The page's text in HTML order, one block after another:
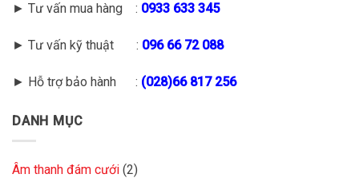
► Tư vấn mua hàng : 0933 633 345
► Tư vấn kỹ thuật : 096 66 72 088
► Hỗ trợ bảo hành : (028)66 817 256
DANH MỤC
Âm thanh đám cưới (2)